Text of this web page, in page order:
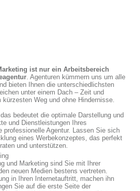
ist nur ein Arbeitsbereich
. Agenturen kümmern uns um alle
bieten Ihnen die unterschiedlichsten
unter einem Dach – Zeit und
kürzesten Weg und ohne Hindernisse.
bedeutet die optimale Darstellung und
und Dienstleistungen Ihres
professionelle Agentur. Lassen Sie sich
eines Werbekonzeptes, das perfekt
und unterstützen.
und Marketing sind Sie mit Ihrer
neuen Medien bestens vertreten.
in Ihren Internetauftritt, machen ihn
Sie auf die erste Seite der